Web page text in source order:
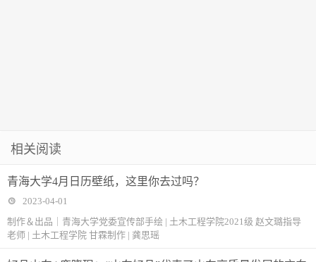
相关阅读
青海大学4月日历壁纸，这里你去过吗？
2023-04-01
制作＆出品｜青海大学党委宣传部手绘 | 土木工程学院2021级 赵文璐指导
老师 | 土木工程学院 甘霖制作 | 龚思瑶